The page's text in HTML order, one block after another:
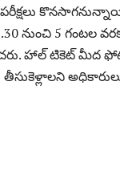
5 గంటల
హాల్ టికెట్ మీద